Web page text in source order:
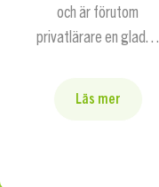
och är förutom
privatlärare en glad…
Läs mer